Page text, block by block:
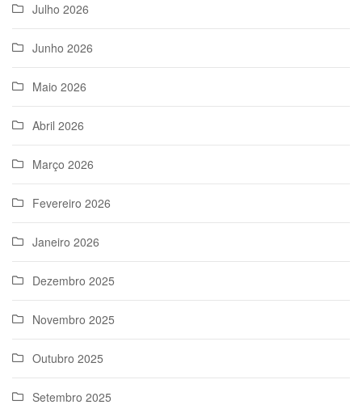
Julho 2026
Junho 2026
Maio 2026
Abril 2026
Março 2026
Fevereiro 2026
Janeiro 2026
Dezembro 2025
Novembro 2025
Outubro 2025
Setembro 2025